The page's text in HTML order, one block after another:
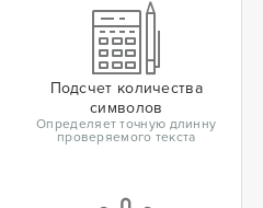
Подсчет количества
символов
Определяет точную длинну
проверяемого текста